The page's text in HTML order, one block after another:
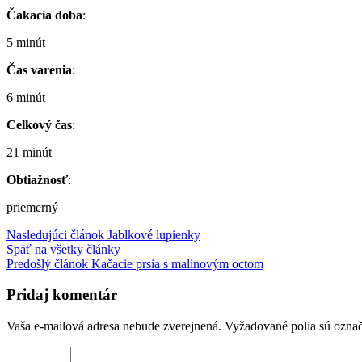
Čakacia doba:
5 minút
Čas varenia:
6 minút
Celkový čas:
21 minút
Obtiažnosť:
priemerný
Nasledujúci článok Jablkové lupienky
Späť na všetky články
Predošlý článok Kačacie prsia s malinovým octom
Pridaj komentár
Vaša e-mailová adresa nebude zverejnená. Vyžadované polia sú